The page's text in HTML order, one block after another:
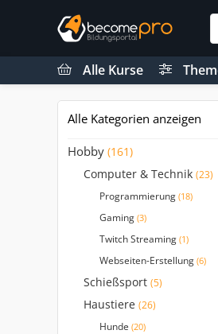
Alle Kurse
Alle Kategorien anzeigen
Hobby (161)
Computer & Technik (23)
Programmierung (18)
Gaming (3)
Twitch Streaming (1)
Webseiten-Erstellung (6)
Schießsport (5)
Haustiere (26)
Hunde (20)